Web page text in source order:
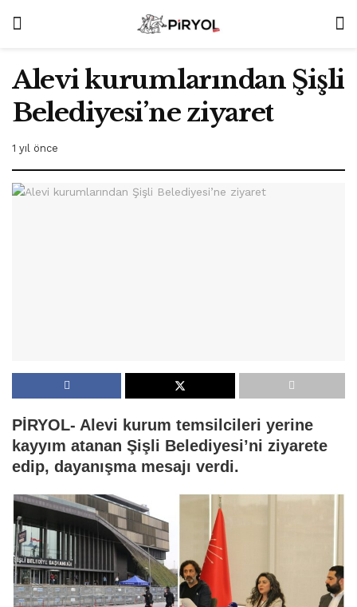
Alevi kurumlarından Şişli
Belediyesi’ne ziyaret
1 yıl önce
PİRYOL- Alevi kurum temsilcileri yerine
kayyım atanan Şişli Belediyesi’ni ziyarete
edip, dayanışma mesajı verdi.